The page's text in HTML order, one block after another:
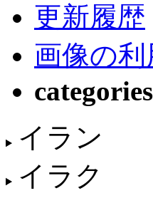
更新履歴
画像の
categories
イラン
イラク